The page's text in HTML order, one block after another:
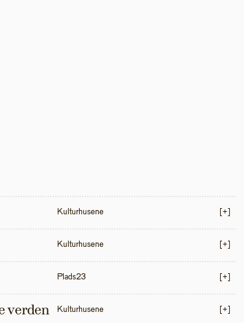
Kulturhusene [+]
Kulturhusene [+]
Plads23 [+]
verden Kulturhusene [+]